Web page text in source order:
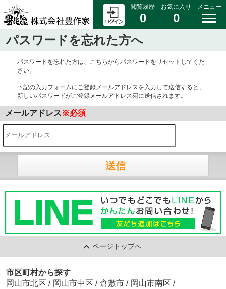
閲覧履歴
0
お気に入り
0
メニュー
パスワードを忘れた方へ
パスワードを忘れた方は、こちらからパスワードをリセットしてくだ
さい。
下記の入力フォームにご登録メールアドレスを入力して送信すると、
新しいパスワードがご登録メールアドレス宛に送信されます。
メールアドレス※必須
送信
ページトップへ
市区町村から探す
岡山市北区 / 岡山市中区 / 倉敷市 / 岡山市南区 /